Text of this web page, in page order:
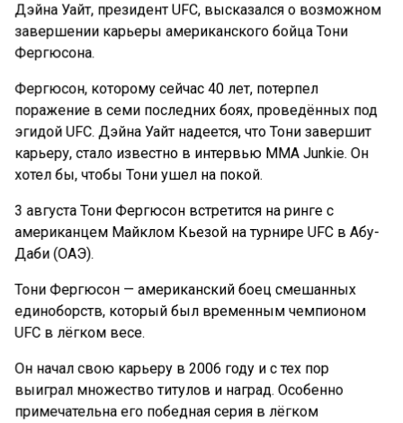
Дэйна Уайт, президент UFC, высказался о возможном
завершении карьеры американского бойца Тони
Фергюсона.
Фергюсон, которому сейчас 40 лет, потерпел
поражение в семи последних боях, проведённых под
эгидой UFC. Дэйна Уайт надеется, что Тони завершит
карьеру, стало известно в интервью MMA Junkie. Он
хотел бы, чтобы Тони ушел на покой.
3 августа Тони Фергюсон встретится на ринге с
американцем Майклом Кьезой на турнире UFC в Абу-
Даби (ОАЭ).
Тони Фергюсон — американский боец смешанных
единоборств, который был временным чемпионом
UFC в лёгком весе.
Он начал свою карьеру в 2006 году и с тех пор
выиграл множество титулов и наград. Особенно
примечательна его победная серия в лёгком